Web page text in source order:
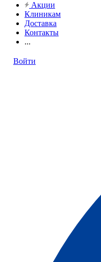
Акции
Клиникам
Доставка
Контакты
...
Войти